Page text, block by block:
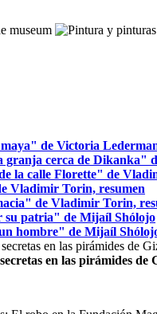
de Victoria
granja cerca de Dikanka"
la calle Florette" de
Vladimir Torin, resumen
de Vladimir Torin,
su patria" de Mijaíl Shólojo
hombre" de Mijaíl
en las pirámides